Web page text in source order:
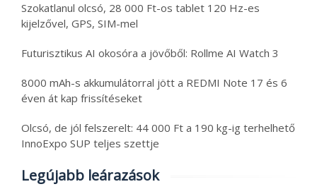
Szokatlanul olcsó, 28 000 Ft-os tablet 120 Hz-es
kijelzővel, GPS, SIM-mel
Futurisztikus AI okosóra a jövőből: Rollme AI Watch 3
8000 mAh-s akkumulátorral jött a REDMI Note 17 és 6
éven át kap frissítéseket
Olcsó, de jól felszerelt: 44 000 Ft a 190 kg-ig terhelhető
InnoExpo SUP teljes szettje
Legújabb leárazások